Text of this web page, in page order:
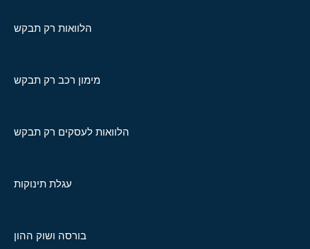
הלוואות רק תבקש
מימון רכב רק תבקש
הלוואות לעסקים רק תבקש
עגלת תינוקות
בורסה ושוק ההון